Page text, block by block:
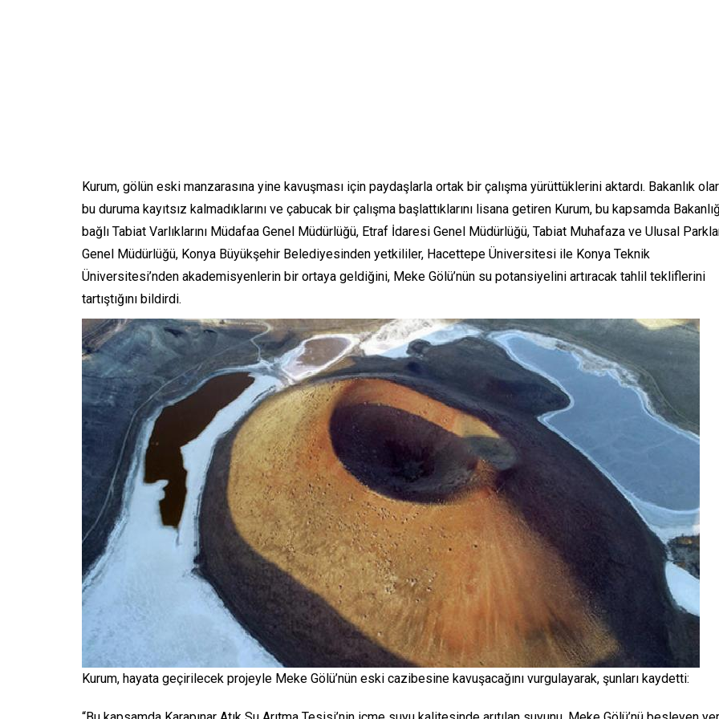
Kurum, gölün eski manzarasına yine kavuşması için paydaşlarla ortak bir çalışma yürüttüklerini aktardı. Bakanlık
bu duruma kayıtsız kalmadıklarını ve çabucak bir çalışma başlattıklarını lisana getiren Kurum, bu kapsamda
bağlı Tabiat Varlıklarını Müdafaa Genel Müdürlüğü, Etraf İdaresi Genel Müdürlüğü, Tabiat Muhafaza ve Ulusal
Genel Müdürlüğü, Konya Büyükşehir Belediyesinden yetkililer, Hacettepe Üniversitesi ile Konya Teknik
Üniversitesi’nden akademisyenlerin bir ortaya geldiğini, Meke Gölü’nün su potansiyelini artıracak tahlil tekliflerini
tartıştığını bildirdi.
Kurum, hayata geçirilecek projeyle Meke Gölü’nün eski cazibesine kavuşacağını vurgulayarak, şunları kaydetti: